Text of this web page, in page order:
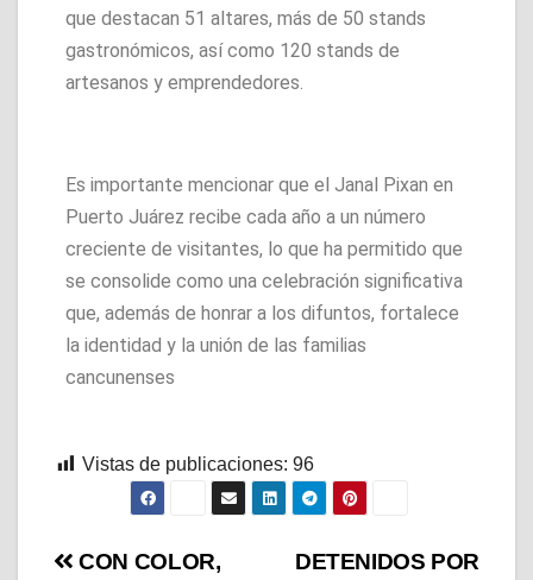
que destacan 51 altares, más de 50 stands
gastronómicos, así como 120 stands de
artesanos y emprendedores.
Es importante mencionar que el Janal Pixan en
Puerto Juárez recibe cada año a un número
creciente de visitantes, lo que ha permitido que
se consolide como una celebración significativa
que, además de honrar a los difuntos, fortalece
la identidad y la unión de las familias
cancunenses
Vistas de publicaciones: 96
DETENIDOS POR
CON COLOR,